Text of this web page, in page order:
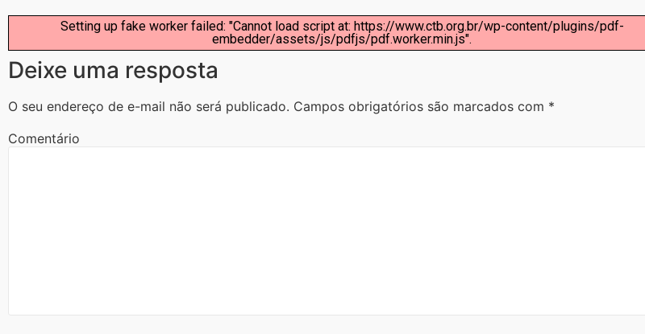
Setting up fake worker failed: "Cannot load script at: https://www.ctb.org.br/wp-content/plugins/pdf-
embedder/assets/js/pdfjs/pdf.worker.min.js".
Deixe uma resposta
O seu endereço de e-mail não será publicado. Campos obrigatórios são marcados com *
Comentário